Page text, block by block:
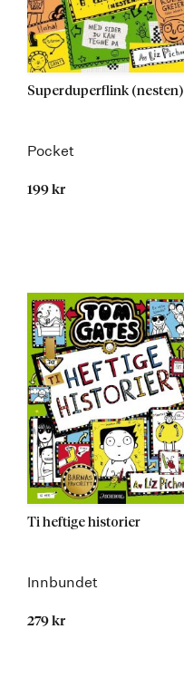
Superduperflink (nesten)
Pocket
199 kr
Ti heftige historier
Innbundet
279 kr